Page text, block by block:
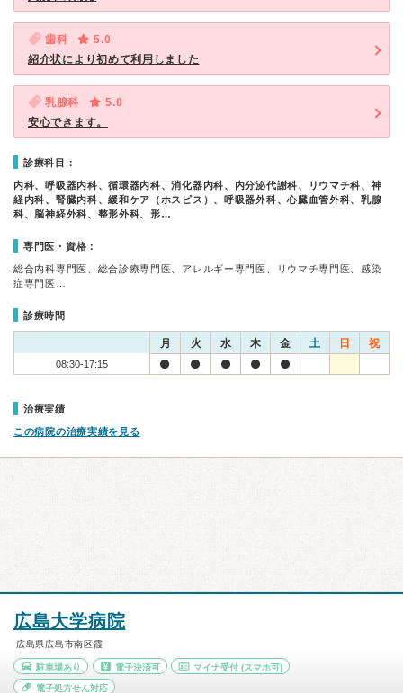
歯科
5.0
紹介状により初めて利用しました
乳腺科
5.0
安心できます。
診療科目：
内科、呼吸器内科、循環器内科、消化器内科、内分泌代謝科、リウマチ科、神
経内科、腎臓内科、緩和ケア（ホスピス）、呼吸器外科、心臓血管外科、乳腺
科、脳神経外科、整形外科、形…
専門医・資格：
総合内科専門医、総合診療専門医、アレルギー専門医、リウマチ専門医、感染
症専門医…
診療時間
月 火 水 木 金 土 日 祝
08:30-17:15
治療実績
この病院の治療実績を見る
広島大学病院
広島県広島市南区霞
駐車場あり 電子決済可 マイナ受付 (スマホ可)
電子処方せん対応